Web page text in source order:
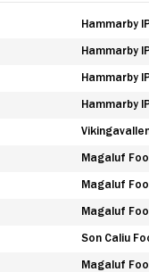
Hammarby
Hammarby
Hammarby
Hammarby
Magaluf
Magaluf
Magaluf
Son Caliu
Magaluf